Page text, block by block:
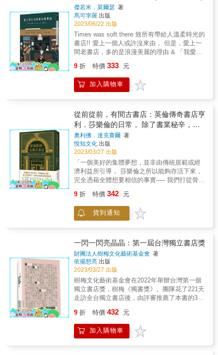
究，因為出生於日治時期，深受日本文化影響
的蔡焜霖，同時也是1960年代台灣重要兒少雜
誌《王子》半月刊的創辦人。 & 本書可說是提
出了紀實漫畫創作的「參考範例」――如何紀
錄創作、說明創作，並研究、分析、審視自己
的創作；本書中的紀錄與論述，對未來運用臺
灣歷史紀實素材的創作者具有相當的啟發作
用。 & 本書特色 & 提出了紀實漫畫創作的「參
傑若米．莫爾瑟 著
馬可孛羅 出版
2023/06/22 出版
Times was soft there 致所有帶給人溫柔時光的
書店!! 愛上一個人或許沒來由， 但是，愛上一
間老書店，多的是浪漫美麗的理由 & 「我愛莎
──《午夜．巴黎》演員歐文．威爾森 & 有別於
第一代的書店，重生後的莎士比亞書店精神信
念不變，歷史名人的光環加身，宛如華麗與污
個脾氣時好時壞、相貌像愛因斯坦的老喬治，
以及會對你眨眼的黑貓&hellip;&hellip; 貧窮失
業的加拿大記者傑若米．莫爾瑟有一天徘徊於
巴黎左岸，因緣際會來到一家叫做莎士比亞的
小書店買了一本書，被店員熱情地邀請他參加
茶會。後來，得知書店老闆喬治．惠特曼是城
裡潦倒作家的守護神。旅居巴黎期間，正當他
阮囊羞澀、窮愁潦倒之際，想到了這間傳聞中
的書店，便硬著頭皮試試運氣，意外取得這位
性格奇特的書店老闆的信任，沒多久就住進書
談情說愛、廉價酒吧中。 作者所遇到形形色色
的人事物，彷彿荒腔走板的人生經歷，生猛地
重現在眼前。在那文學兔窩裡，不得不承認，
&hellip;&hellip; &
9 折 特價 333 元
加入購物車
從前從前，有間古書店：英倫傳奇書店亨
利．莎樂倫的日常， 除了書業秘辛，還
有鬼魂與受詛咒的書
奧利佛．達克賽爾 著
悅知文化 出版
2023/03/27 出版
「一個美好的集體夢想，並非由傳統規範或經
濟利益所引導， 莎樂倫之所以能夠存活下來，
完全憑藉全體想要相信的事實── 我們打從骨子
烈，那麼，其他人也會相信。」 & ★未出版，
即躍登英國亞馬遜分類榜TOP 1！★ ★尼爾．
蓋曼、威廉．吉布森等重磅作家一致推薦！★
書店的魅力正是如此。 & 位於倫敦的莎樂倫，
成立於1761年，是所有愛書人不能不知道的一
家書店。 不僅經手過牛頓、狄更斯、邱吉爾、
洛克等人的手稿，也是英國皇室欽定的書商。
& 2012年，古老的莎樂倫書店決定創辦推特帳
號，但沒過多久就遭受遺忘。初來乍到的新人
奧利佛悄悄接管帳號，開始撰寫書店的各種奇
聞軼事，包括住在地下室的惡魔、貓頭鷹笑
話，以及你永遠想不到的怪事。沒想到大受讀
網路間的邊界不斷移動，將實實在在的書店搬
進數位宇宙然後再化作實體書籍，這個過程非
常現代。」──莎樂倫書店店長 & 最初應徵時，
9 折 特價 342 元
貨到通知
一閃一閃亮晶晶：第一屆台灣獨立書店獎
財團法人樹梅文化藝術基金會 著
依揚想亮 出版
2023/03/27 出版
樹梅文化藝術基金會在2022年舉辦台灣第一個
獨立書店獎，樹梅《獨書獎》。團隊花了221天
走訪全台獨立書店後，由評審推薦了本書的38
邊，在地下室，在巷弄，在山裡，在鐵道邊
&hellip;&hellip;用自己擅長的方式為台灣的文化
發電發亮，基金會深入觀察探訪找出每家書店
9 折 特價 432 元
加入購物車